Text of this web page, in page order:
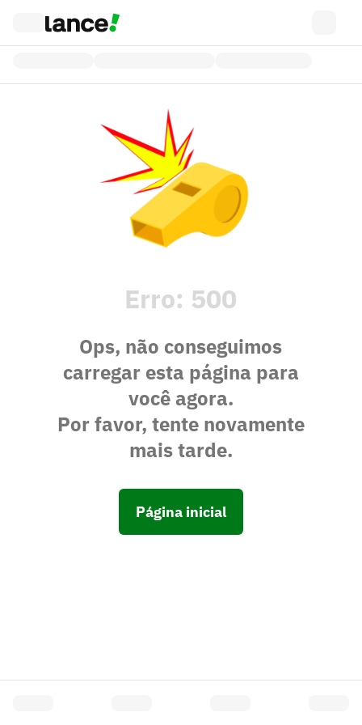
Erro: 500
Ops, não conseguimos
carregar esta página para
você agora.
Por favor, tente novamente
mais tarde.
Página inicial